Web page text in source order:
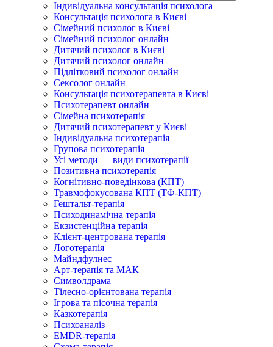
Індивідуальна консультація психолога
Консультація психолога в Києві
Сімейний психолог в Києві
Сімейний психолог онлайн
Дитячий психолог в Києві
Дитячий психолог онлайн
Підлітковий психолог онлайн
Сексолог онлайн
Консультація психотерапевта в Києві
Психотерапевт онлайн
Сімейна психотерапія
Дитячий психотерапевт у Києві
Індивідуальна психотерапія
Групова психотерапія
Усі методи — види психотерапії
Позитивна психотерапія
Когнітивно-поведінкова (КПТ)
Травмофокусована КПТ (ТФ-КПТ)
Гештальт-терапія
Психодинамічна терапія
Екзистенційна терапія
Клієнт-центрована терапія
Логотерапія
Майндфулнес
Арт-терапія та МАК
Символдрама
Тілесно-орієнтована терапія
Ігрова та пісочна терапія
Казкотерапія
Психоаналіз
EMDR-терапія